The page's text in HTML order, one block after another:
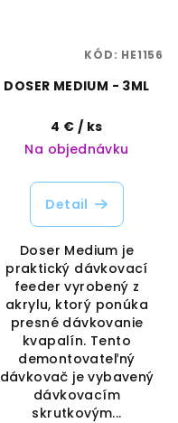
DOSER MEDIUM - 3ML
4 € / ks
Na objednávku
Detail
Doser Medium je
praktický dávkovací
feeder vyrobený z
akrylu, ktorý ponúka
presné dávkovanie
kvapalín. Tento
demontovateľný
dávkovač je vybavený
dávkovacím
skrutkovým...
KÓD: HE1156